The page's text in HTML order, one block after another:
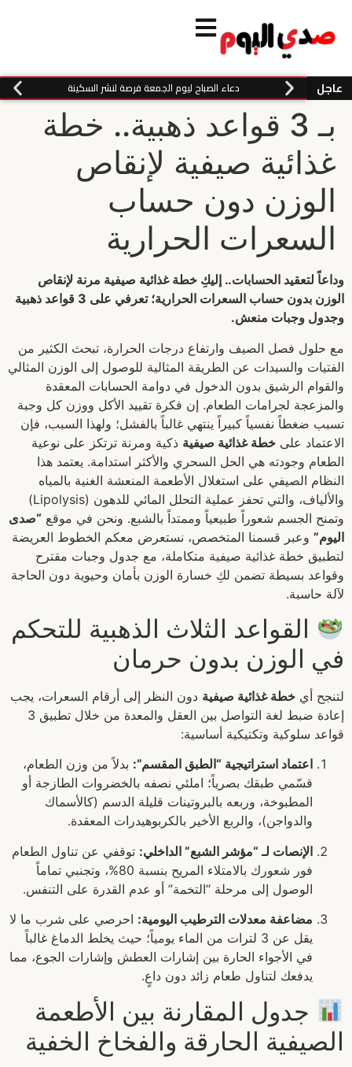
عاجل دعاء الصباح ليوم الجمعة فرصة لنشر السكينة
بـ 3 قواعد ذهبية.. خطة
غذائية صيفية لإنقاص
الوزن دون حساب
السعرات الحرارية
وداعاً لتعقيد الحسابات.. إليكِ خطة غذائية صيفية مرنة لإنقاص
الوزن بدون حساب السعرات الحرارية؛ تعرفي على 3 قواعد ذهبية
وجدول وجبات منعش.
مع حلول فصل الصيف وارتفاع درجات الحرارة، تبحث الكثير من
الفتيات والسيدات عن الطريقة المثالية للوصول إلى الوزن المثالي
والقوام الرشيق بدون الدخول في دوامة الحسابات المعقدة
والمزعجة لجرامات الطعام. إن فكرة تقييد الأكل ووزن كل وجبة
تسبب ضغطاً نفسياً كبيراً ينتهي غالباً بالفشل؛ ولهذا السبب، فإن
الاعتماد على خطة غذائية صيفية ذكية ومرنة ترتكز على نوعية
الطعام وجودته هي الحل السحري والأكثر استدامة. يعتمد هذا
النظام الصيفي على استغلال الأطعمة المنعشة الغنية بالمياه
والألياف، والتي تحفز عملية التحلل المائي للدهون (Lipolysis)
وتمنح الجسم شعوراً طبيعياً وممتداً بالشبع. ونحن في موقع “صدى
اليوم” وعبر قسمنا المتخصص، نستعرض معكم الخطوط العريضة
لتطبيق خطة غذائية صيفية متكاملة، مع جدول وجبات مقترح
وقواعد بسيطة تضمن لكِ خسارة الوزن بأمان وحيوية دون الحاجة
لآلة حاسبة.
القواعد الثلاث الذهبية للتحكم
في الوزن بدون حرمان
لتنجح أي خطة غذائية صيفية دون النظر إلى أرقام السعرات، يجب
إعادة ضبط لغة التواصل بين العقل والمعدة من خلال تطبيق 3
قواعد سلوكية وتكتيكية أساسية:
اعتماد استراتيجية “الطبق المقسم”: بدلاً من وزن الطعام،
قسّمي طبقك بصرياً؛ املئي نصفه بالخضروات الطازجة أو
المطبوخة، وربعه بالبروتينات قليلة الدسم (كالأسماك
والدواجن)، والربع الأخير بالكربوهيدرات المعقدة.
الإنصات لـ “مؤشر الشبع” الداخلي: توقفي عن تناول الطعام
فور شعورك بالامتلاء المريح بنسبة 80%، وتجنبي تماماً
الوصول إلى مرحلة “التخمة” أو عدم القدرة على التنفس.
مضاعفة معدلات الترطيب اليومية: احرصي على شرب ما لا
يقل عن 3 لترات من الماء يومياً؛ حيث يخلط الدماغ غالباً
في الأجواء الحارة بين إشارات العطش وإشارات الجوع، مما
يدفعك لتناول طعام زائد دون داعٍ.
جدول المقارنة بين الأطعمة
الصيفية الحارقة والفخاخ الخفية